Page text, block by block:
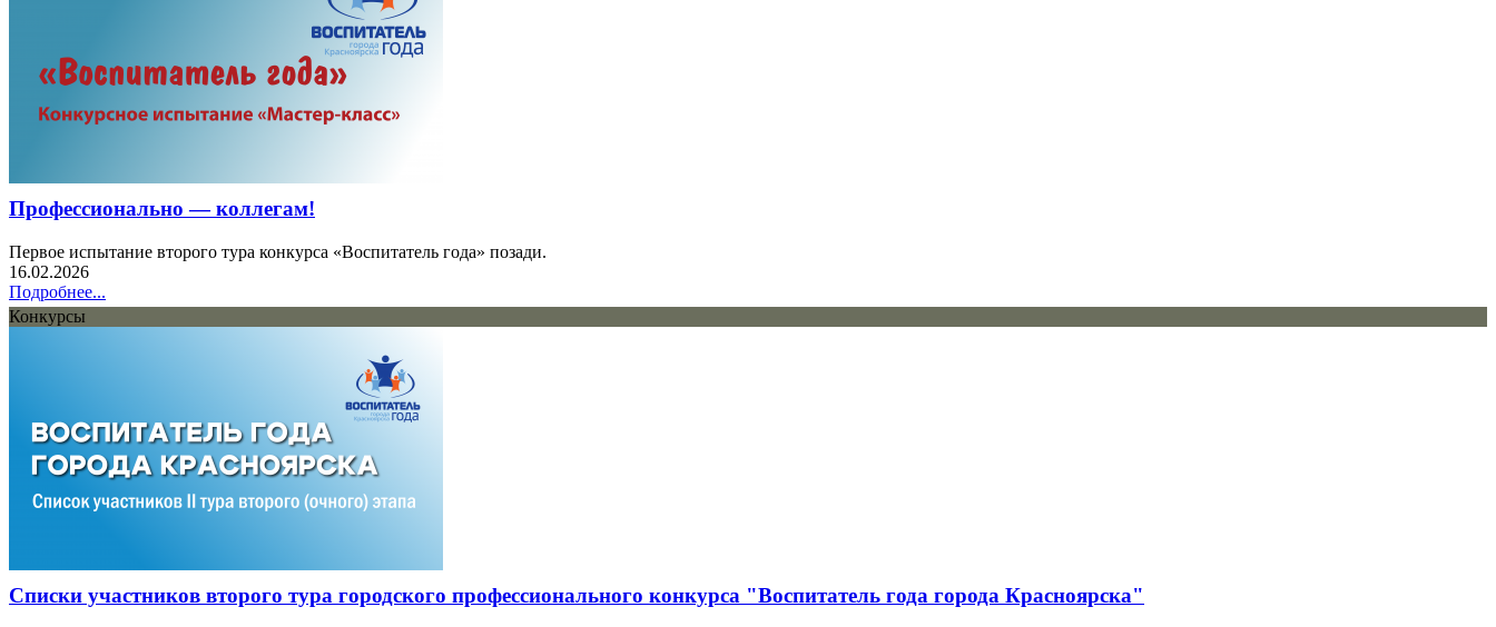
Профессионально — коллегам!
Первое испытание второго тура конкурса «Воспитатель года» позади.
16.02.2026
Подробнее...
Конкурсы
Списки участников второго тура городского профессионального конкурса "Воспитатель года города Красноярска"